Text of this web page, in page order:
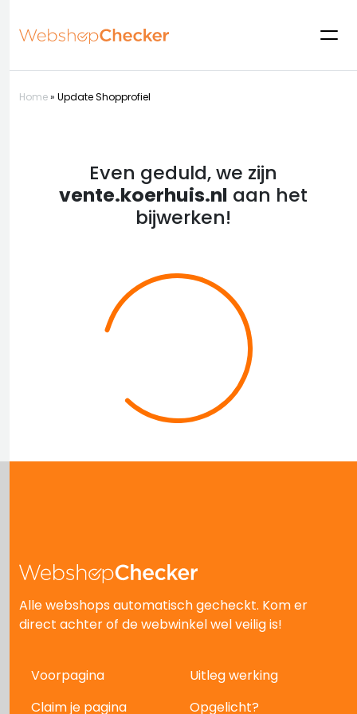
Home» Update Shopprofiel
Even geduld, we zijn
vente.koerhuis.nl aan het
bijwerken!
Alle webshops automatisch gecheckt. Kom er
direct achter of de webwinkel wel veilig is!
Voorpagina
Uitleg werking
Claim je pagina
Opgelicht?